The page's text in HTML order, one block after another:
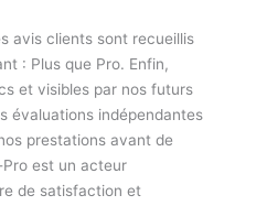
avis clients sont recueillis
: Plus que Pro. Enfin,
et visibles par nos futurs
évaluations indépendantes
prestations avant de
est un acteur
de satisfaction et